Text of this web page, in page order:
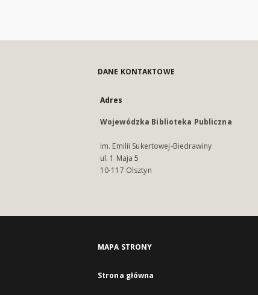
DANE KONTAKTOWE
Adres
Wojewódzka Biblioteka Publiczna
im. Emilii Sukertowej-Biedrawiny
ul. 1 Maja 5
10-117 Olsztyn
MAPA STRONY
Strona główna